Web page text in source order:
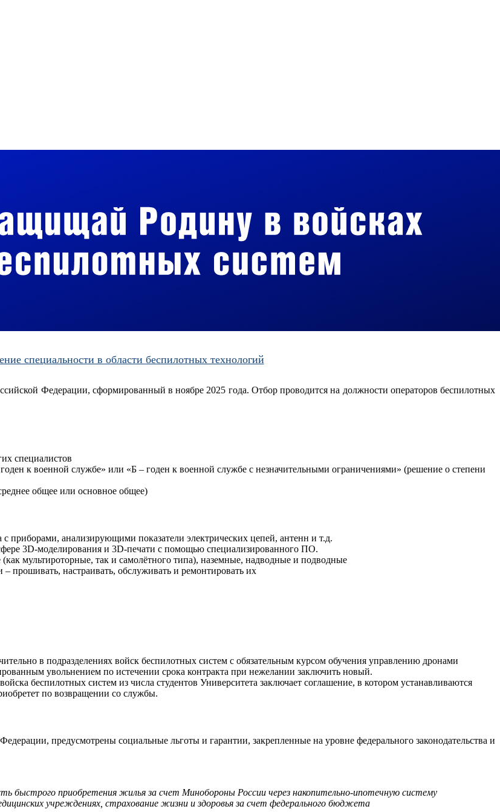
специальности в области беспилотных технологий
Федерации, сформированный в ноябре 2025 года. Отбор проводится на должности операторов беспилотных
специалистов
к военной службе» или «Б – годен к военной службе с незначительными ограничениями» (решение о степени
общее или основное общее)
приборами, анализирующими показатели электрических цепей, антенн и т.д.
3D-моделирования и 3D-печати с помощью специализированного ПО.
мультироторные, так и самолётного типа), наземные, надводные и подводные
прошивать, настраивать, обслуживать и ремонтировать их
в подразделениях войск беспилотных систем с обязательным курсом обучения управлению дронами
увольнением по истечении срока контракта при нежелании заключить новый.
беспилотных систем из числа студентов Университета заключает соглашение, в котором устанавливаются
по возвращении со службы.
предусмотрены социальные льготы и гарантии, закрепленные на уровне федерального законодательства и
быстрого приобретения жилья за счет Минобороны России через накопительно-ипотечную систему
учреждениях, страхование жизни и здоровья за счет федерального бюджета